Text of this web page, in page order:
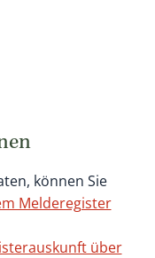
können Sie
Melderegister
über